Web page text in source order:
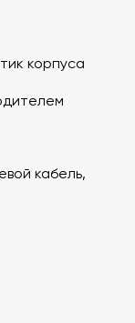
корпуса
кабель,